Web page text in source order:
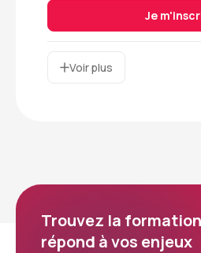
Je
Voir plus
Trouvez la
répond à vos enjeux